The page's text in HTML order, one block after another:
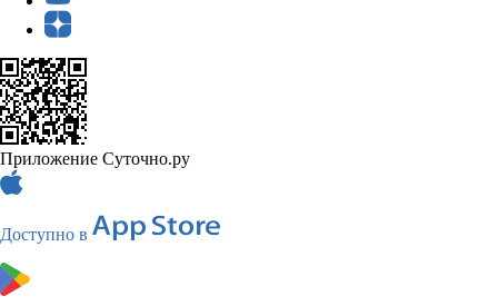
Приложение Суточно.ру
Доступно в